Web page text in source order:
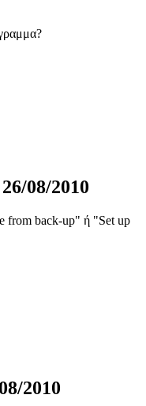
26/08/2010
from back-up" ή "Set up
2010